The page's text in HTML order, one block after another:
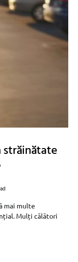
străinătate
mai multe
Mulți călători